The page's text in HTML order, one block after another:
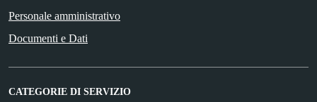
Personale amministrativo
Documenti e Dati
CATEGORIE DI SERVIZIO